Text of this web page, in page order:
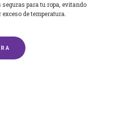
seguras para tu ropa, evitando
exceso de temperatura.